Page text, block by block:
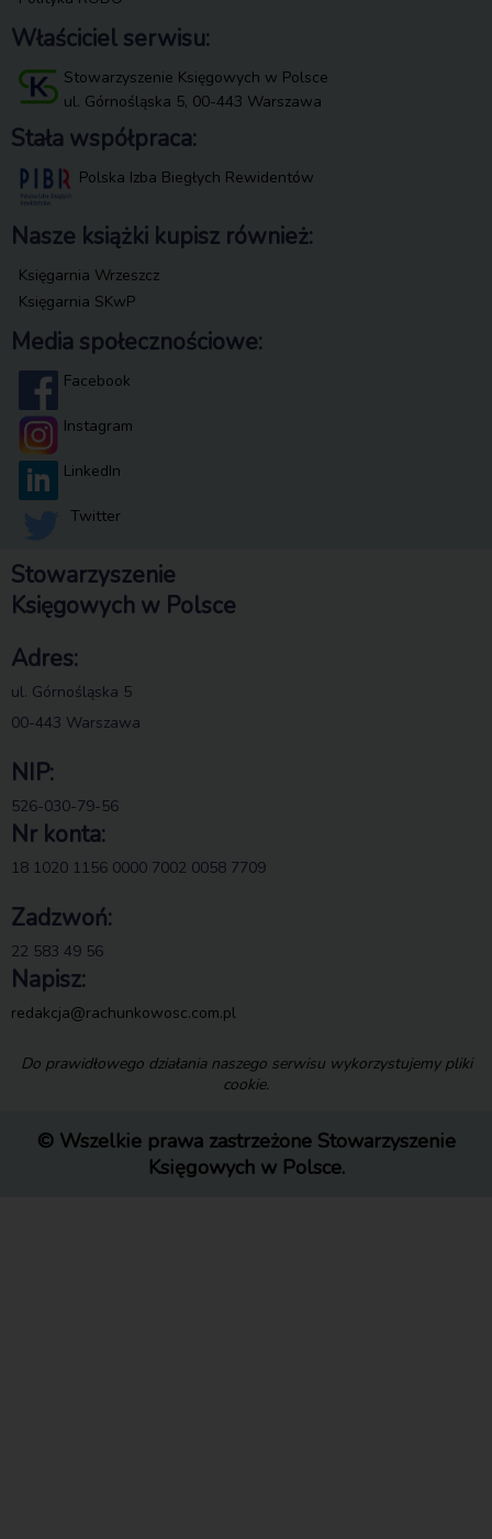
Właściciel serwisu:
Stowarzyszenie Księgowych w Polsce
ul. Górnośląska 5, 00-443 Warszawa
Stała współpraca:
Polska Izba Biegłych Rewidentów
Nasze książki kupisz również:
Księgarnia Wrzeszcz
Księgarnia SKwP
Media społecznościowe:
Facebook
Instagram
LinkedIn
Twitter
Stowarzyszenie
Księgowych w Polsce
Adres:
ul. Górnośląska 5
00-443 Warszawa
NIP:
526-030-79-56
Nr konta:
18 1020 1156 0000 7002 0058 7709
Zadzwoń:
22 583 49 56
Napisz:
redakcja@rachunkowosc.com.pl
Do prawidłowego działania naszego serwisu wykorzystujemy pliki
cookie.
© Wszelkie prawa zastrzeżone Stowarzyszenie
Księgowych w Polsce.